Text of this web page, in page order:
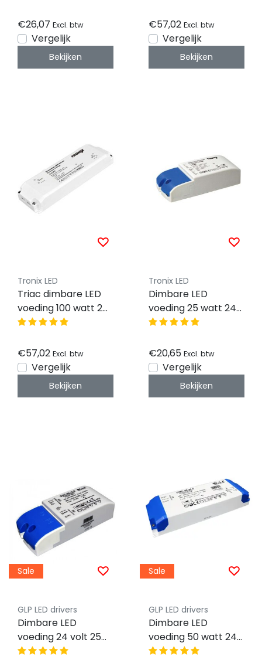
€26,07 Excl. btw
Vergelijk
Bekijken
IP20
€57,02 Excl. btw
Vergelijk
Bekijken
Tronix LED
Triac dimbare LED
voeding 100 watt 24
volt 4,16 ampere -
€57,02 Excl. btw
Vergelijk
Bekijken
Tronix LED
Dimbare LED
voeding 25 watt 24
volt 1,04 ampere -
€20,65 Excl. btw
Vergelijk
Bekijken
Sale
GLP LED drivers
Dimbare LED
voeding 24 volt 25
watt 1,04 ampere -
Sale
GLP LED drivers
Dimbare LED
voeding 50 watt 24
volt 2,1 ampere -